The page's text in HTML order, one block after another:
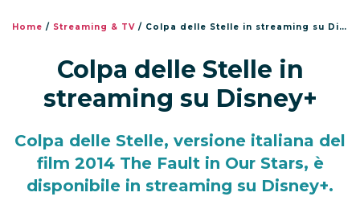
Home / Streaming & TV / Colpa delle Stelle in streaming su Disney+
Colpa delle Stelle in
streaming su Disney+
Colpa delle Stelle, versione italiana del
film 2014 The Fault in Our Stars, è
disponibile in streaming su Disney+.